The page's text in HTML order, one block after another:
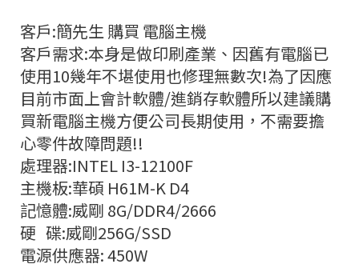
客戶:簡先生 購買 電腦主機
客戶需求:本身是做印刷產業、因舊有電腦已
使用10幾年不堪使用也修理無數次!為了因應
目前市面上會計軟體/進銷存軟體所以建議購
買新電腦主機方便公司長期使用，不需要擔
心零件故障問題!!
處理器:INTEL I3-12100F
主機板:華碩 H61M-K D4
記憶體:威剛 8G/DDR4/2666
硬 碟:威剛256G/SSD
電源供應器: 450W